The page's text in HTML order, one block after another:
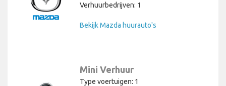
Verhuurbedrijven: 1
Bekijk Mazda huurauto's
Mini Verhuur
Type voertuigen: 1